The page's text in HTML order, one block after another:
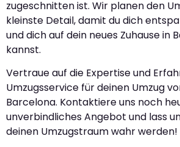
zugeschnitten ist. Wir planen den
kleinste Detail, damit du dich
und dich auf dein neues Zuhause in
kannst.
Vertraue auf die Expertise und
Umzugsservice für deinen Umzug
Barcelona. Kontaktiere uns noch
unverbindliches Angebot und lass
deinen Umzugstraum wahr werden!